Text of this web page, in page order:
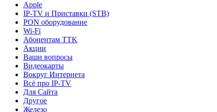
Apple
IP-TV и Приставки (STB)
PON оборудование
Wi-Fi
Абонентам TTK
Акции
Ваши вопросы
Видеокарты
Вокруг Интернета
Всё про IP-TV
Для Сайта
Другое
Железо